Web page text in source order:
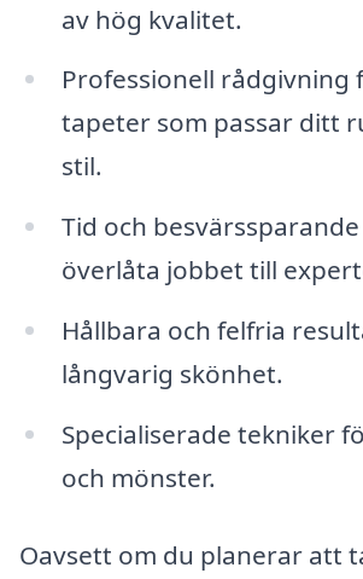
av hög kvalitet.
Professionell rådgivning
tapeter som passar ditt
stil.
Tid och
överlåta jobbet till
Hållbara och felfria
långvarig skönhet.
Specialiserade tekniker
och mönster.
Oavsett om du planerar att